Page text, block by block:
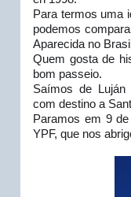
Para termos uma
podemos
Aparecida no
Quem gosta de
bom passeio.
Saímos de
com destino a
Paramos em 9
YPF, que nos